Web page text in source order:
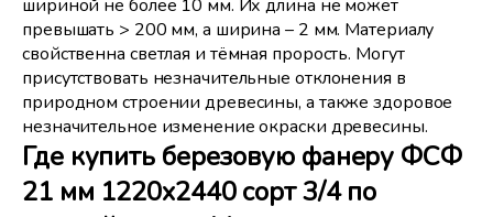
шириной не более 10 мм. Их длина не может
превышать > 200 мм, а ширина – 2 мм. Материалу
свойственна светлая и тёмная прорость. Могут
присутствовать незначительные отклонения в
природном строении древесины, а также здоровое
незначительное изменение окраски древесины.
Где купить березовую фанеру ФСФ
21 мм 1220x2440 сорт 3/4 по